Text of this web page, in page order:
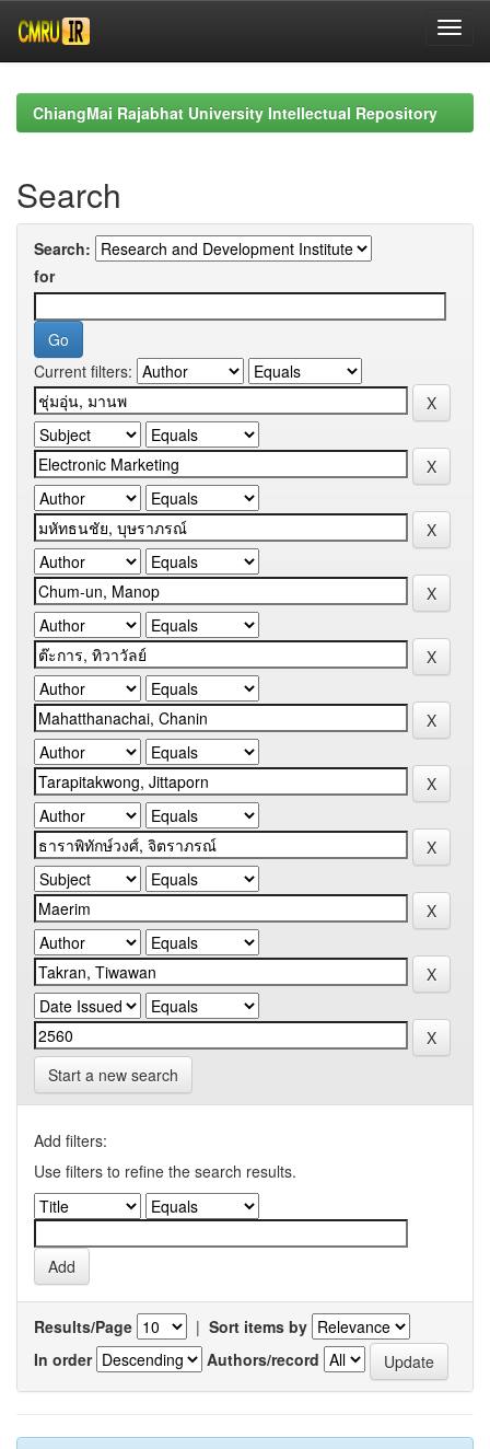
navigationChiangMai Rajabhat University Intellectual Repository
Search
Search:
for
Current filters:
Start a new search
Add filters:
Use filters to refine the search results.
Results/Page | Sort items by
In order
Authors/record